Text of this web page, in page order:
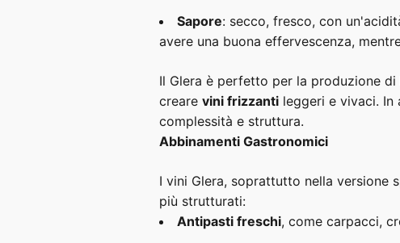
Sapore: secco, fresco, con
avere una buona effervescenza,
Il Glera è perfetto per la produzione di
creare vini frizzanti leggeri e vivaci. In
complessità e struttura.
Abbinamenti Gastronomici
I vini Glera, soprattutto nella versione
più strutturati:
Antipasti freschi, come carpacci,